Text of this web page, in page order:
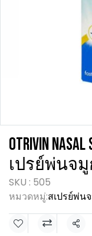
OTRIVIN
เปรย์พ่นจ
SKU : 505
หมวดหมู่:สเปรย์พ่น
แชร์